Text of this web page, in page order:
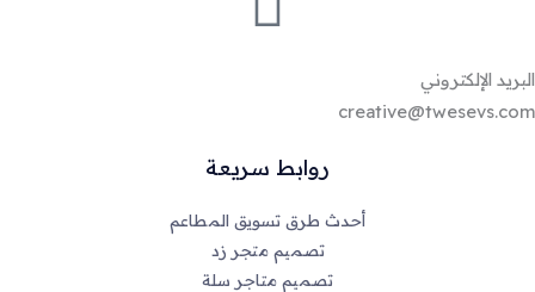
البريد الإلكتروني
creative@twesevs.com
روابط سريعة
أحدث طرق تسويق المطاعم
تصميم متجر زد
تصميم متاجر سلة